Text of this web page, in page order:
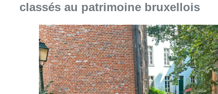
classés au patrimoine bruxellois